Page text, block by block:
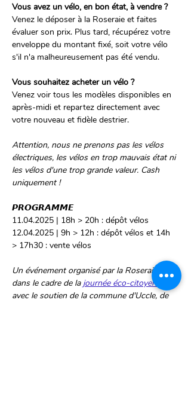
Vous avez un vélo, en bon état, à vendre ?
Venez le déposer à la Roseraie et faites
évaluer son prix. Plus tard, récupérez votre
enveloppe du montant fixé, soit votre vélo
s'il n'a malheureusement pas été vendu.​
Vous souhaitez acheter un vélo ?
Venez voir tous les modèles disponibles en
après-midi et repartez directement avec
votre nouveau et fidèle destrier.
Attention, nous ne prenons pas les vélos
électriques, les vélos en trop mauvais état ni
les vélos d'une trop grande valeur. Cash
uniquement !
𝙋𝙍𝙊𝙂𝙍𝘼𝙈𝙈𝙀
11.04.2025 | 18h > 20h : dépôt vélos
12.04.2025 | 9h > 12h : dépôt vélos et 14h
> 17h30 : vente vélos
Un événement organisé par la Roseraie
dans le cadre de la journée éco-citoyenne
avec le soutien de la commune d'Uccle, de